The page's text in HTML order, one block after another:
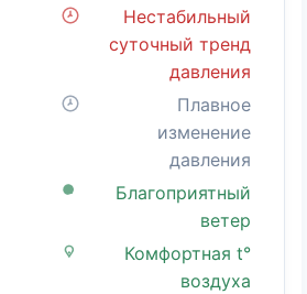
Нестабильный
суточный тренд
давления
Плавное
изменение
давления
Благоприятный
ветер
Комфортная t°
воздуха